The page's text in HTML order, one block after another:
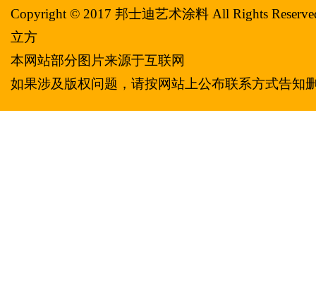
Copyright © 2017 邦士迪艺术涂料 All Rights
立方
本网站部分图片来源于互联网
如果涉及版权问题，请按网站上公布联系方式告知